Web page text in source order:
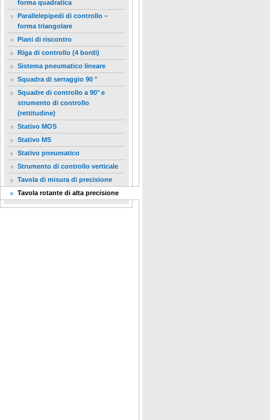
forma quadratica
Parallelepipedi di controllo –
forma triangolare
Piani di riscontro
Riga di controllo (4 bordi)
Sistema pneumatico lineare
Squadra di serraggio 90 °
Squadre di controllo a 90° e
strumento di controllo
(rettitudine)
Stativo MOS
Stativo MS
Stativo pneumatico
Strumento di controllo verticale
Tavola di misura di precisione
Tavola rotante di alta precisione